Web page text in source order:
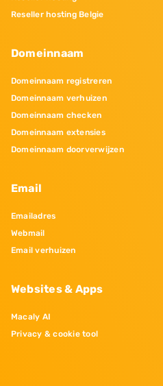
Reseller hosting Belgie
Domeinnaam
Domeinnaam registreren
Domeinnaam verhuizen
Domeinnaam checken
Domeinnaam extensies
Domeinnaam doorverwijzen
Email
Emailadres
Webmail
Email verhuizen
Websites & Apps
Macaly AI
Privacy & cookie tool